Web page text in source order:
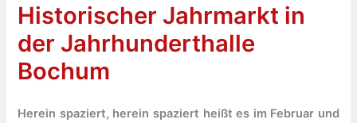
Historischer Jahrmarkt in
der Jahrhunderthalle
Bochum
Herein spaziert, herein spaziert heißt es im Februar und